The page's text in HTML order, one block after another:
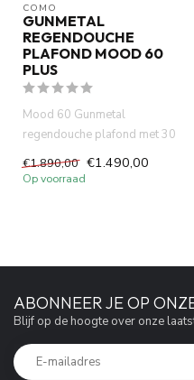
COMO
GUNMETAL
REGENDOUCHE
PLAFOND MOOD 60
PLUS
Mood 60 Gunmetal
regendouche plafond met 30
cm douchekop. Elegant
gunmetal PVD m...
€1.890,00 €1.490,00
Op voorraad
ABONNEER JE OP
Blijf op de hoogte over onze